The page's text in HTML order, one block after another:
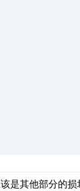
是其他部分的